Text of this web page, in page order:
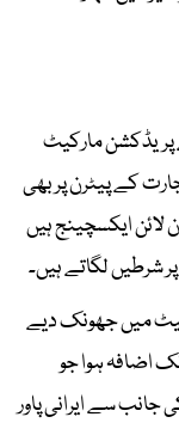
پریڈکشن مارکیٹ
کے پیٹرن پر بھی
لائن ایکسچینج ہیں
شرطیں لگاتے ہیں۔
ملین ڈالر مارکیٹ میں جھونک دیے
اضافہ ہوا جو
سے ایرانی پاور